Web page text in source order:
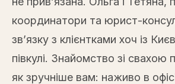
координатори та юрист-
зв’язку з клієнтками хоч із
півкулі. Знайомство зі свахою
як зручніше вам: наживо в